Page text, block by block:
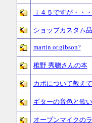
ｊ４５ですが・・・
ショップカスタム
martin.or.gibson?
椎野 秀聰さんの本
カポについて教え
ギターの音色と歌
オープンマイクの